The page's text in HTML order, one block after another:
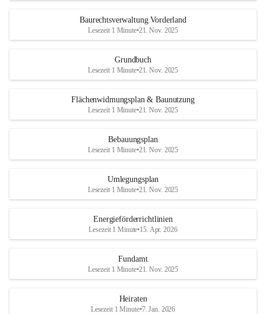
Baurechtsverwaltung Vorderland
Lesezeit 1 Minute•21. Nov. 2025
Grundbuch
Lesezeit 1 Minute•21. Nov. 2025
Flächenwidmungsplan & Baunutzung
Lesezeit 1 Minute•21. Nov. 2025
Bebauungsplan
Lesezeit 1 Minute•21. Nov. 2025
Umlegungsplan
Lesezeit 1 Minute•21. Nov. 2025
Energieförderrichtlinien
Lesezeit 1 Minute•15. Apr. 2026
Fundamt
Lesezeit 1 Minute•21. Nov. 2025
Heiraten
Lesezeit 1 Minute•7. Jan. 2026